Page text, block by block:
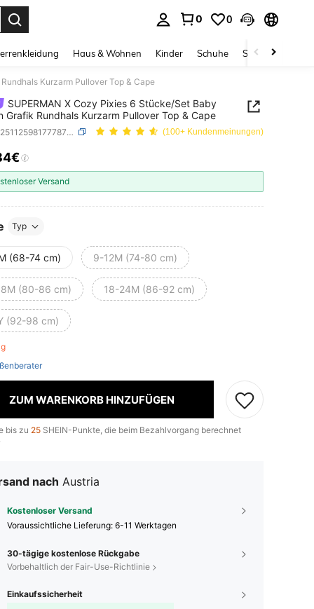
0 0
Haus & Wohnen Kinder Schuhe Schmuck &
Kurzarm Pullover Top & Cape
SUPERMAN X Cozy Pixies 6 Stücke/Set Baby
Grafik Rundhals Kurzarm Pullover Top & Cape
SKU: sa251125981777872998 (100+ Kundenmeinungen)
AND AVAILABILITY
Versand
Typ
(68-74 cm) 9-12M (74-80 cm)
(80-86 cm) 18-24M (86-92 cm)
(92-98 cm)
ZUM WARENKORB HINZUFÜGEN
bis zu 25 SHEIN-Punkte, die beim Bezahlvorgang berechnet
nach Austria
Kostenloser Versand
Voraussichtliche Lieferung: 6-11 Werktagen
30-tägige kostenlose Rückgabe
Vorbehaltlich der Fair-Use-Richtlinie
Einkaufssicherheit